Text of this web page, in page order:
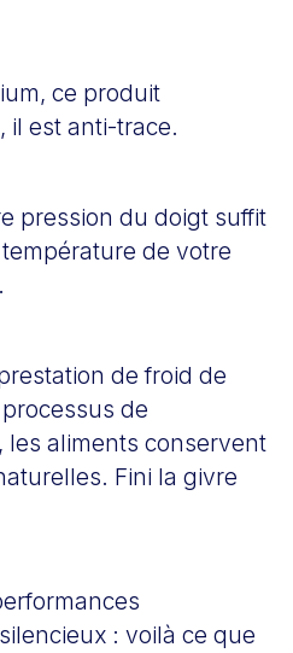
ce produit
il est anti-trace.
pression du doigt suffit
de votre
de froid de
de
aliments conservent
Fini la givre
: voilà ce que